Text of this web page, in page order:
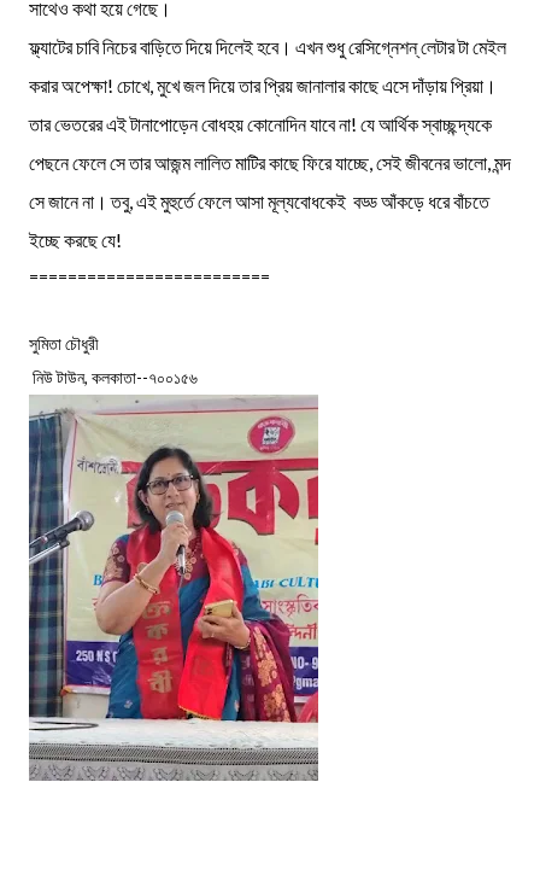
সাথেও কথা হয়ে গেছে।
ফ্ল্যাটের চাবি নিচের বাড়িতে দিয়ে দিলেই হবে। এখন শুধু রেসিগ্নেশন্ লেটার টা মেইল
করার অপেক্ষা! চোখে, মুখে জল দিয়ে তার প্রিয় জানালার কাছে এসে দাঁড়ায় প্রিয়া।
তার ভেতরের এই টানাপোড়েন বোধহয় কোনোদিন যাবে না! যে আর্থিক স্বাচ্ছন্দ্যকে
পেছনে ফেলে সে তার আজন্ম লালিত মাটির কাছে ফিরে যাচ্ছে, সেই জীবনের ভালো, মন্দ
সে জানে না। তবু, এই মুহুর্তে ফেলে আসা মূল্যবোধকেই বড্ড আঁকড়ে ধরে বাঁচতে
ইচ্ছে করছে যে!
=========================
সুমিতা চৌধুরী
নিউ টাউন, কলকাতা--৭০০১৫৬